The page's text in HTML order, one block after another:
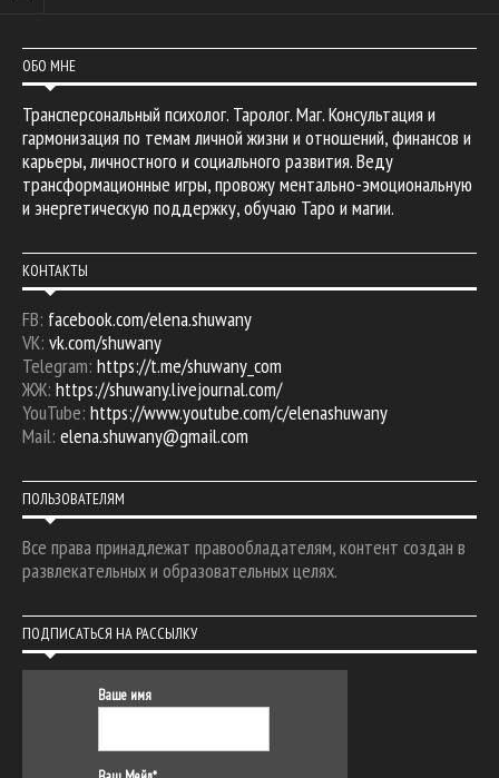
ОБО МНЕ
Трансперсональный психолог. Таролог. Маг. Консультация и
гармонизация по темам личной жизни и отношений, финансов и
карьеры, личностного и социального развития. Веду
трансформационные игры, провожу ментально-эмоциональную
и энергетическую поддержку, обучаю Таро и магии.
КОНТАКТЫ
FB: facebook.com/elena.shuwany
VK: vk.com/shuwany
Telegram: https://t.me/shuwany_com
ЖЖ: https://shuwany.livejournal.com/
YouTube: https://www.youtube.com/c/elenashuwany
Mail: elena.shuwany@gmail.com
ПОЛЬЗОВАТЕЛЯМ
Все права принадлежат правообладателям, контент создан в
развлекательных и образовательных целях.
ПОДПИСАТЬСЯ НА РАССЫЛКУ
Ваше имя